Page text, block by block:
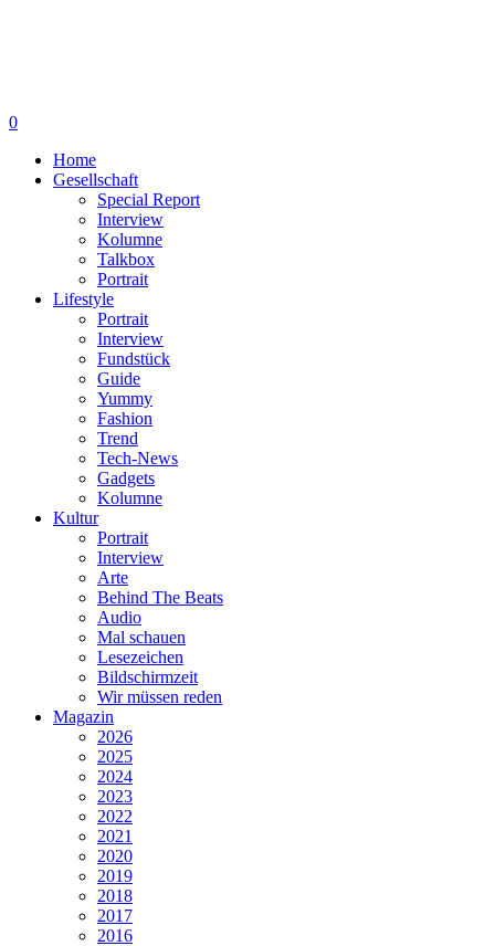
0
Home
Gesellschaft
Special Report
Interview
Kolumne
Talkbox
Portrait
Lifestyle
Portrait
Interview
Fundstück
Guide
Yummy
Fashion
Trend
Tech-News
Gadgets
Kolumne
Kultur
Portrait
Interview
Arte
Behind The Beats
Audio
Mal schauen
Lesezeichen
Bildschirmzeit
Wir müssen reden
Magazin
2026
2025
2024
2023
2022
2021
2020
2019
2018
2017
2016